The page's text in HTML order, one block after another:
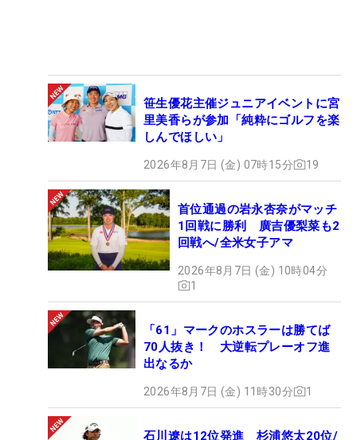
笹生優花主催ジュニアイベントに宮
里美香らが参加「純粋にゴルフを楽
しんでほしい」
2026年8月7日 (金) 07時15分 19
首位通過の岩永杏奈がマッチ
1回戦に勝利 廣吉優梨菜も2
回戦へ/全米女子アマ
2026年8月7日 (金) 10時04分
1
「61」マークのホスラーは勝てば
70人抜き！ 大逆転プレーオフ進
出なるか
2026年8月7日 (金) 11時30分 1
石川遼は12位発進 杉浦悠太20位/